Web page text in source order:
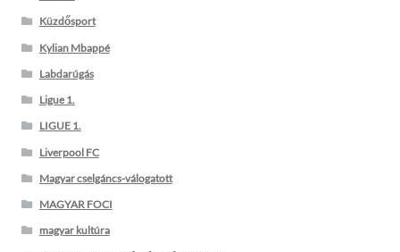
Küzdősport
Kylian Mbappé
Labdarúgás
Ligue 1.
LIGUE 1.
Liverpool FC
Magyar cselgáncs-válogatott
MAGYAR FOCI
magyar kultúra